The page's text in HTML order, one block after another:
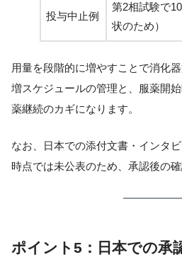
投与中止例
第2相試験で
状のため）
用量を段階的に増やすことで消化
増スケジュールの管理と、服薬開
薬継続のカギになります。
なお、日本での添付文書・インタ
時点では未公表のため、承認後の確
ポイント5：日本での承